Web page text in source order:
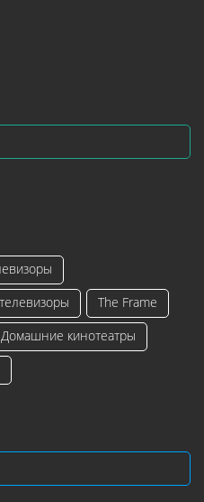
The Frame
Домашние кинотеатры